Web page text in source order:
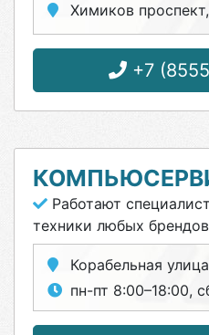
Химиков
+7
Работают
техники любых брендов
Корабельная
пн-пт 8:00–18:00,